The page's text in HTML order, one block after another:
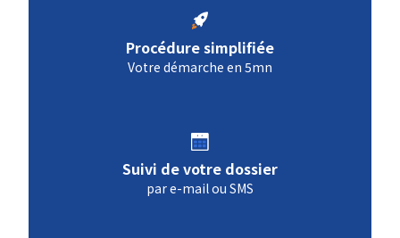
Procédure simplifiée
Votre démarche en 5mn
Suivi de votre dossier
par e-mail ou SMS